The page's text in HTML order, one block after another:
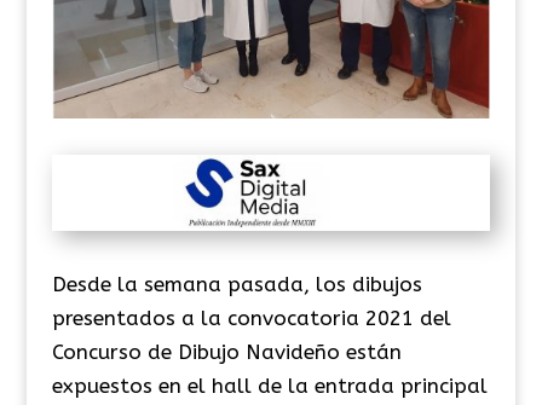
Desde la semana pasada, los dibujos
presentados a la convocatoria 2021 del
Concurso de Dibujo Navideño están
expuestos en el hall de la entrada principal